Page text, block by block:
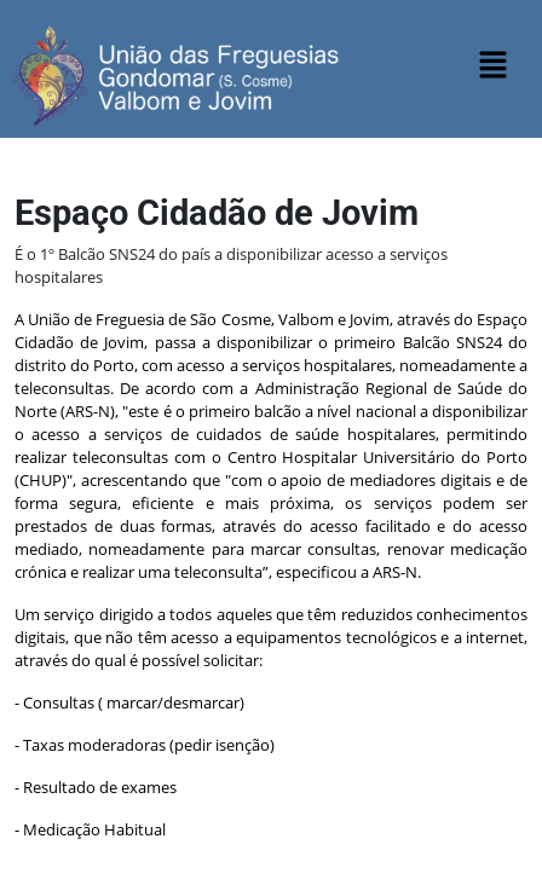
Espaço Cidadão de Jovim
É o 1º Balcão SNS24 do país a disponibilizar acesso a serviços
hospitalares
A União de Freguesia de São Cosme, Valbom e Jovim, através do Espaço
Cidadão de Jovim, passa a disponibilizar o primeiro Balcão SNS24 do
distrito do Porto, com acesso a serviços hospitalares, nomeadamente a
teleconsultas. De acordo com a Administração Regional de Saúde do
Norte (ARS-N), "este é o primeiro balcão a nível nacional a disponibilizar
o acesso a serviços de cuidados de saúde hospitalares, permitindo
realizar teleconsultas com o Centro Hospitalar Universitário do Porto
(CHUP)", acrescentando que "com o apoio de mediadores digitais e de
forma segura, eficiente e mais próxima, os serviços podem ser
prestados de duas formas, através do acesso facilitado e do acesso
mediado, nomeadamente para marcar consultas, renovar medicação
crónica e realizar uma teleconsulta”, especificou a ARS-N.
Um serviço dirigido a todos aqueles que têm reduzidos conhecimentos
digitais, que não têm acesso a equipamentos tecnológicos e a internet,
através do qual é possível solicitar:
- Consultas ( marcar/desmarcar)
- Taxas moderadoras (pedir isenção)
- Resultado de exames
- Medicação Habitual